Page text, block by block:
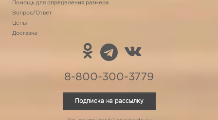
Помощь для определения размера
Вопрос/Ответ
Цены
Доставка
8-800-300-3779
Подписка на рассылку